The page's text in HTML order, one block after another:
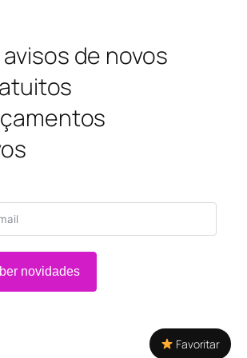
de novos
novidades
Favoritar